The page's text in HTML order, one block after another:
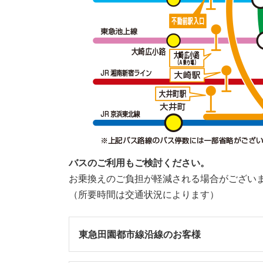
バスのご利用もご検討ください。
お乗換えのご負担が軽減される場合がござい
（所要時間は交通状況によります）
東急田園都市線沿線のお客様